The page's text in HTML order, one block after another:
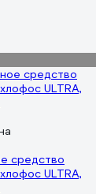
средство
ULTRA,